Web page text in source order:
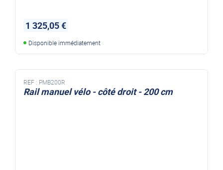
1 325,05 €
Disponible immédiatement
REF : PMB200R
Rail manuel vélo - côté droit - 200 cm